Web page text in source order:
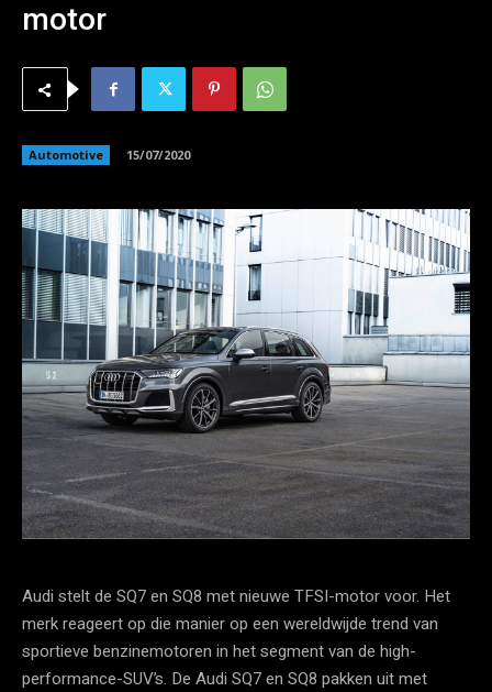
motor
Automotive 15/07/2020
Audi stelt de SQ7 en SQ8 met nieuwe TFSI-motor voor. Het
merk reageert op die manier op een wereldwijde trend van
sportieve benzinemotoren in het segment van de high-
performance-SUV’s. De Audi SQ7 en SQ8 pakken uit met